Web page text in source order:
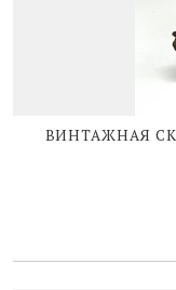
ВИНТАЖНАЯ